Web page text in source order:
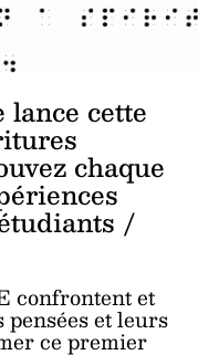
lance cette
chaque
/
confrontent et
et leurs
ce premier